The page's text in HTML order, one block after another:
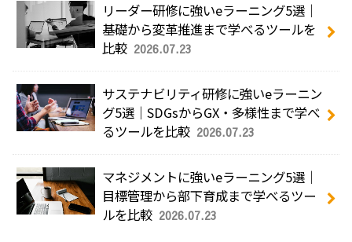
リーダー研修に強いeラーニング5選｜
基礎から変革推進まで学べるツールを
比較 2026.07.23
サステナビリティ研修に強いeラーニン
グ5選｜SDGsからGX・多様性まで学べ
るツールを比較 2026.07.23
マネジメントに強いeラーニング5選｜
目標管理から部下育成まで学べるツー
ルを比較 2026.07.23